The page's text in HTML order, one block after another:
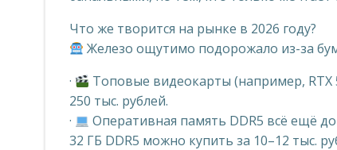
Что же творится на рынке в 2026 году?
Железо ощутимо подорожало из-за
·
Топовые видеокарты (например,
250 тыс. рублей.
·
Оперативная память DDR5 всё ещё
32 ГБ DDR5 можно купить за 10–12 тыс.